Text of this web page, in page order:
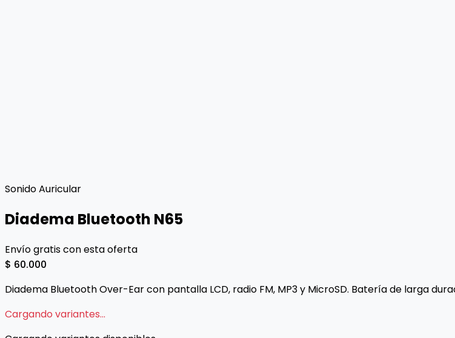
Sonido Auricular
Diadema Bluetooth N65
Envío gratis con esta oferta
$ 60.000
Diadema Bluetooth Over-Ear con pantalla LCD, radio FM, MP3 y MicroSD. Batería de larga
Cargando variantes...